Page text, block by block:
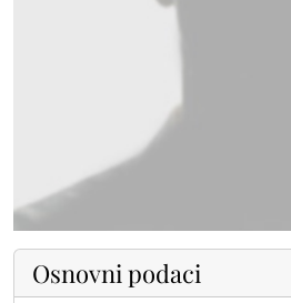
Osnovni podaci